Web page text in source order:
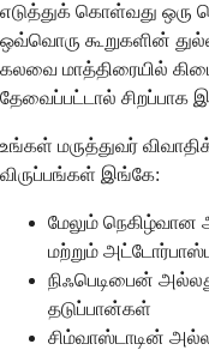
எடுத்துக் கொள்வது ஒரு
ஒவ்வொரு கூறுகளின்
கலவை மாத்திரையில்
தேவைப்பட்டால் சிறப்பாக
உங்கள் மருத்துவர்
விருப்பங்கள் இங்கே:
மேலும்
மற்றும்
நிஃபெடிபைன்
தடுப்பான்கள்
சிம்வாஸ்டாடின்